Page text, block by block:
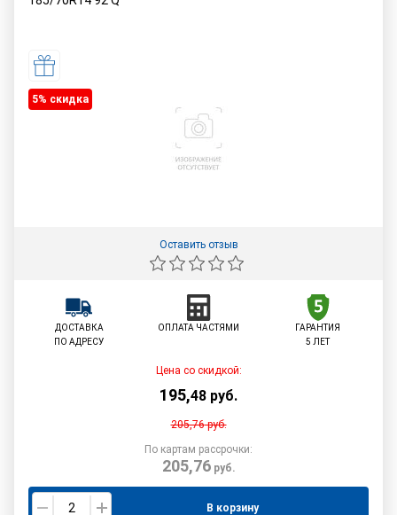
5% cкидка
Оставить отзыв
ДОСТАВКА
ПО АДРЕСУ
ОПЛАТА ЧАСТЯМИ
ГАРАНТИЯ
5 ЛЕТ
Цена со скидкой:
195,48 руб.
205,76руб.
По картам рассрочки:
205,76руб.
В корзину